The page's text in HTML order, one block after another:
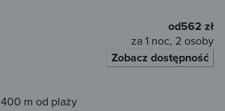
od562 zł
za 1 noc, 2 osoby
Zobacz dostępność
400 m od plaży